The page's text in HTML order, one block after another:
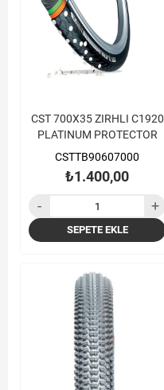
CST 700X35 ZIRHLI C1920
PLATINUM PROTECTOR
CSTTB90607000
₺1.400,00
SEPETE EKLE